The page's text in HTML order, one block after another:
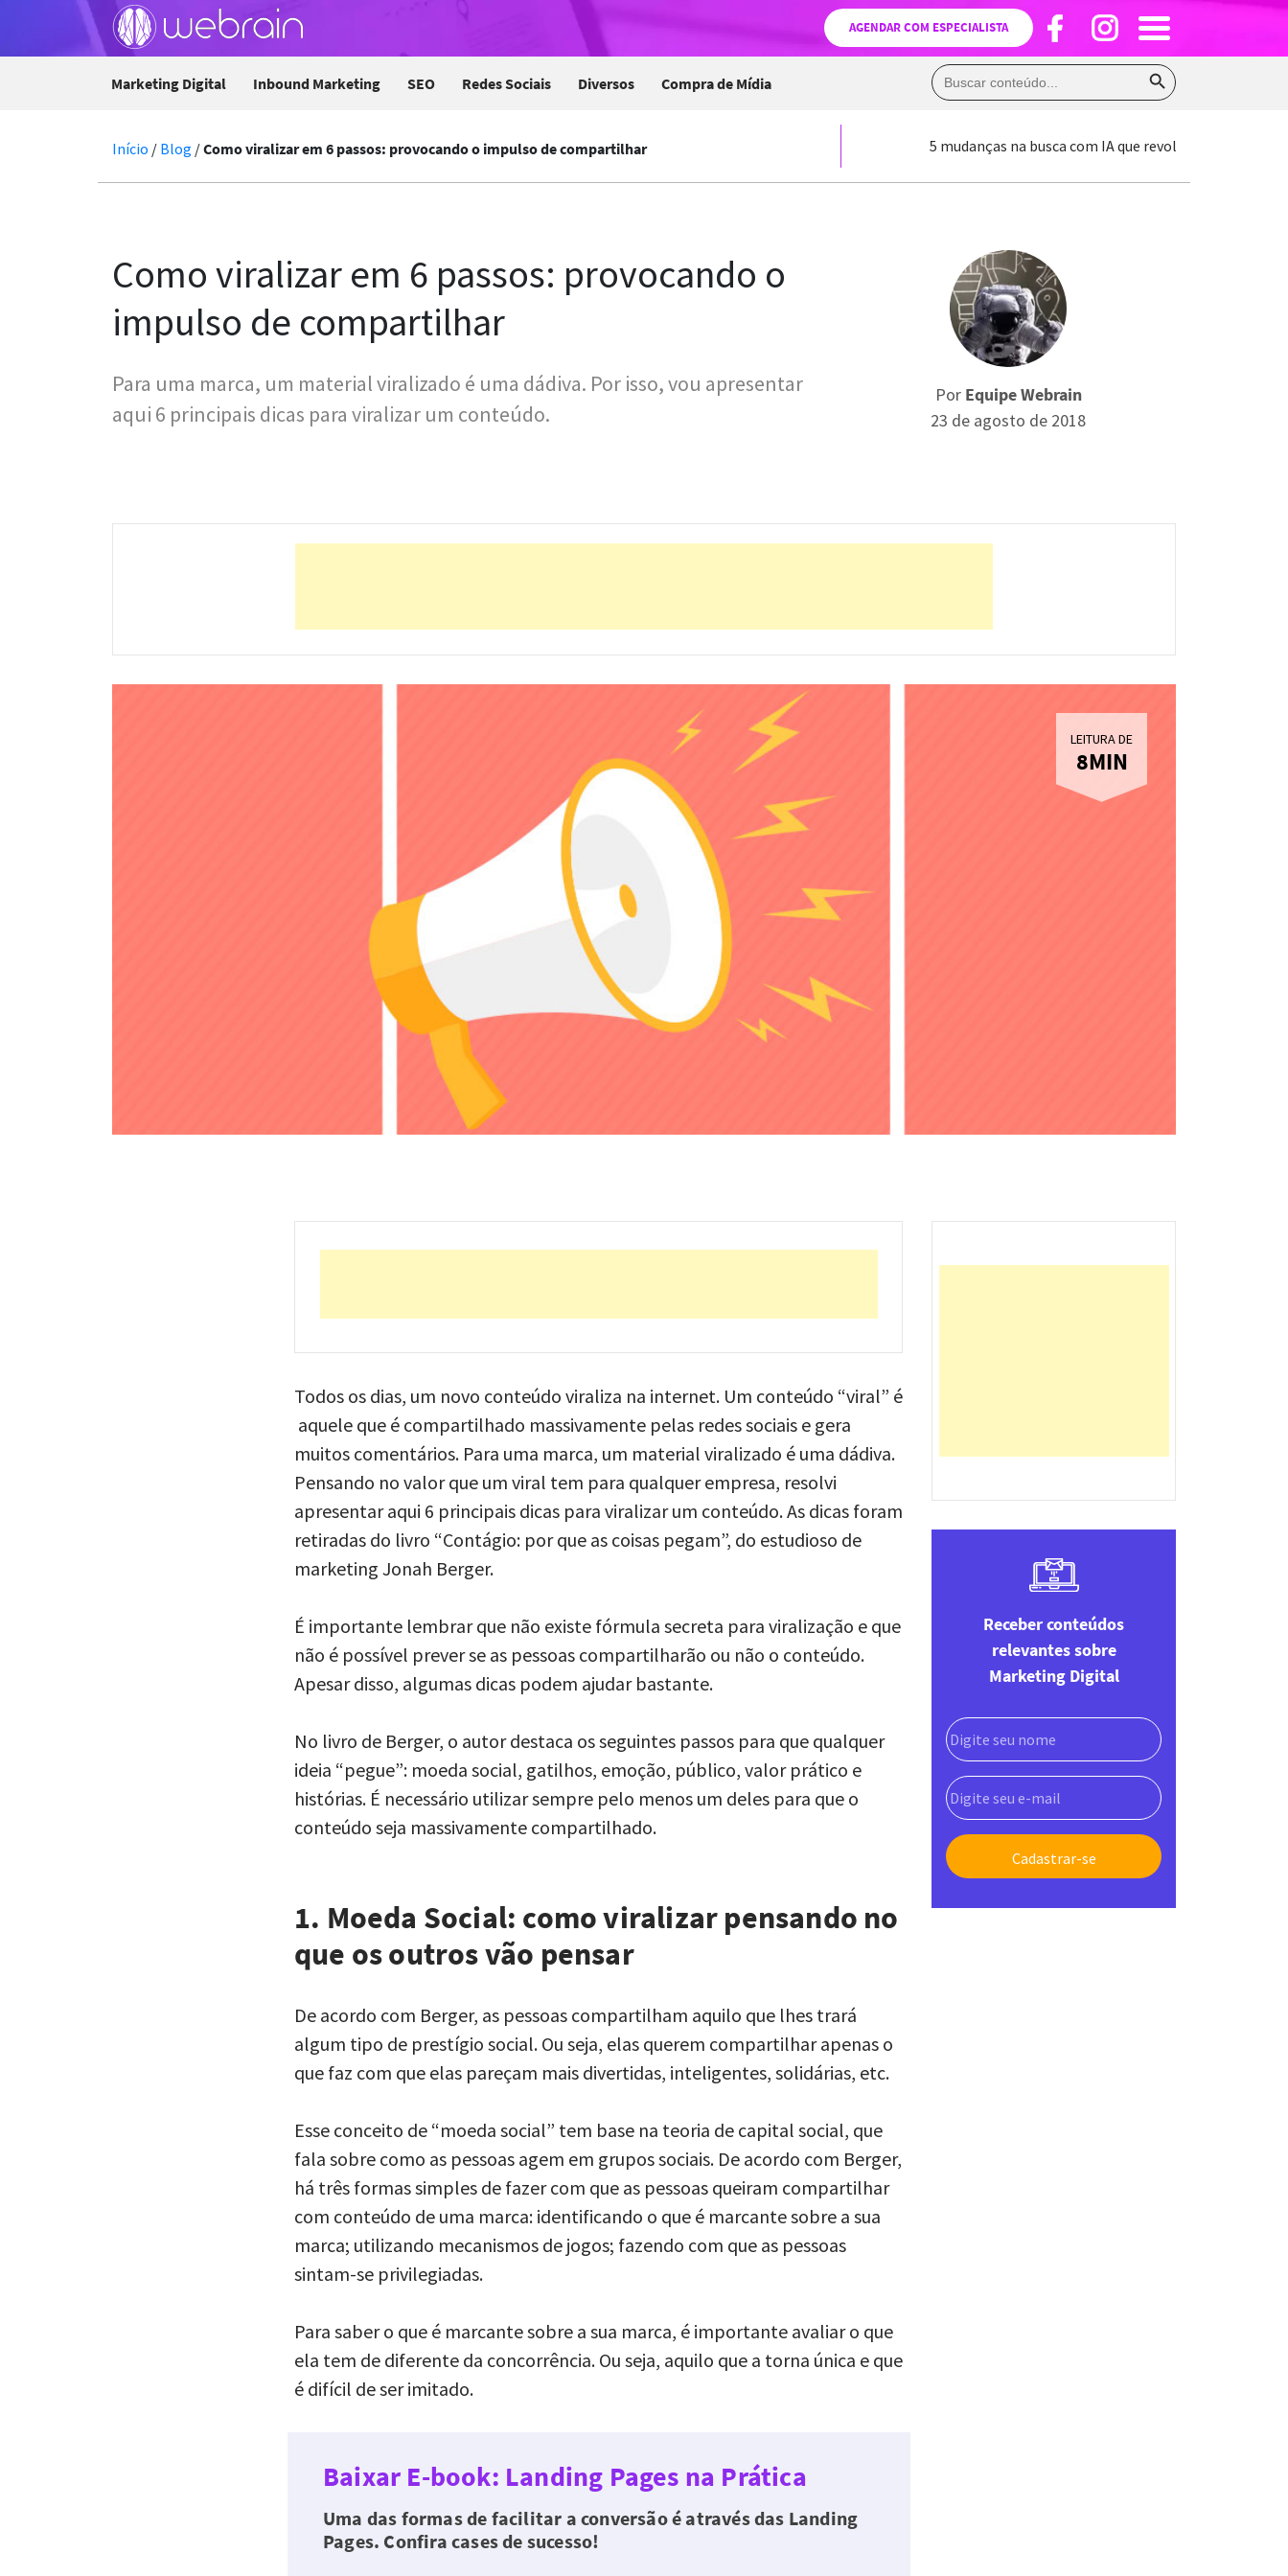
AGENDAR COM ESPECIALISTA
Marketing Digital Inbound Marketing SEO Redes Sociais Diversos Compra de Mídia
Search
for:
Search Button
Início / Blog /Como viralizar em 6 passos: provocando o impulso de compartilhar 5 mudanças na busca com IA que revolucionaram o
Como viralizar em 6 passos: provocando o
impulso de compartilhar
Para uma marca, um material viralizado é uma dádiva. Por isso, vou apresentar
aqui 6 principais dicas para viralizar um conteúdo.
Por Equipe Webrain
23 de agosto de 2018
LEITURA DE
8MIN
Todos os dias, um novo conteúdo viraliza na internet. Um conteúdo “viral” é
aquele que é compartilhado massivamente pelas redes sociais e gera
muitos comentários. Para uma marca, um material viralizado é uma dádiva.
Pensando no valor que um viral tem para qualquer empresa, resolvi
apresentar aqui 6 principais dicas para viralizar um conteúdo. As dicas foram
retiradas do livro “Contágio: por que as coisas pegam”, do estudioso de
marketing Jonah Berger.
É importante lembrar que não existe fórmula secreta para viralização e que
não é possível prever se as pessoas compartilharão ou não o conteúdo.
Apesar disso, algumas dicas podem ajudar bastante.
No livro de Berger, o autor destaca os seguintes passos para que qualquer
ideia “pegue”: moeda social, gatilhos, emoção, público, valor prático e
histórias. É necessário utilizar sempre pelo menos um deles para que o
conteúdo seja massivamente compartilhado.
1. Moeda Social: como viralizar pensando no
que os outros vão pensar
De acordo com Berger, as pessoas compartilham aquilo que lhes trará
algum tipo de prestígio social. Ou seja, elas querem compartilhar apenas o
que faz com que elas pareçam mais divertidas, inteligentes, solidárias, etc.
Esse conceito de “moeda social” tem base na teoria de capital social, que
fala sobre como as pessoas agem em grupos sociais. De acordo com Berger,
há três formas simples de fazer com que as pessoas queiram compartilhar
com conteúdo de uma marca: identificando o que é marcante sobre a sua
marca; utilizando mecanismos de jogos; fazendo com que as pessoas
sintam-se privilegiadas.
Para saber o que é marcante sobre a sua marca, é importante avaliar o que
ela tem de diferente da concorrência. Ou seja, aquilo que a torna única e que
é difícil de ser imitado.
Baixar E-book: Landing Pages na Prática
Uma das formas de facilitar a conversão é através das Landing
Pages. Confira cases de sucesso!
Receber conteúdos
relevantes sobre
Marketing Digital